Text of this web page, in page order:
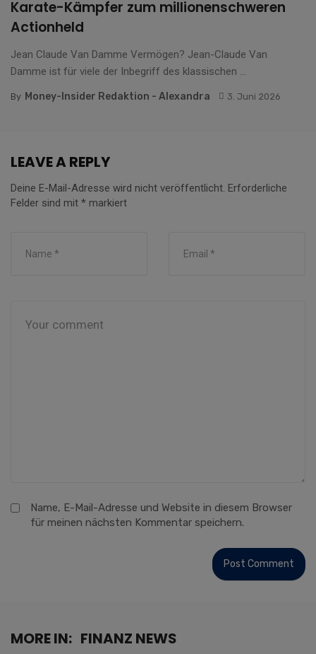
Karate-Kämpfer zum millionenschweren
Actionheld
Jean Claude Van Damme Vermögen? Jean-Claude Van
Damme ist für viele der Inbegriff des klassischen ...
By Money-Insider Redaktion - Alexandra 3. Juni 2026
LEAVE A REPLY
Deine E-Mail-Adresse wird nicht veröffentlicht. Erforderliche
Felder sind mit * markiert
Name, E-Mail-Adresse und Website in diesem Browser
für meinen nächsten Kommentar speichern.
MORE IN: FINANZ NEWS